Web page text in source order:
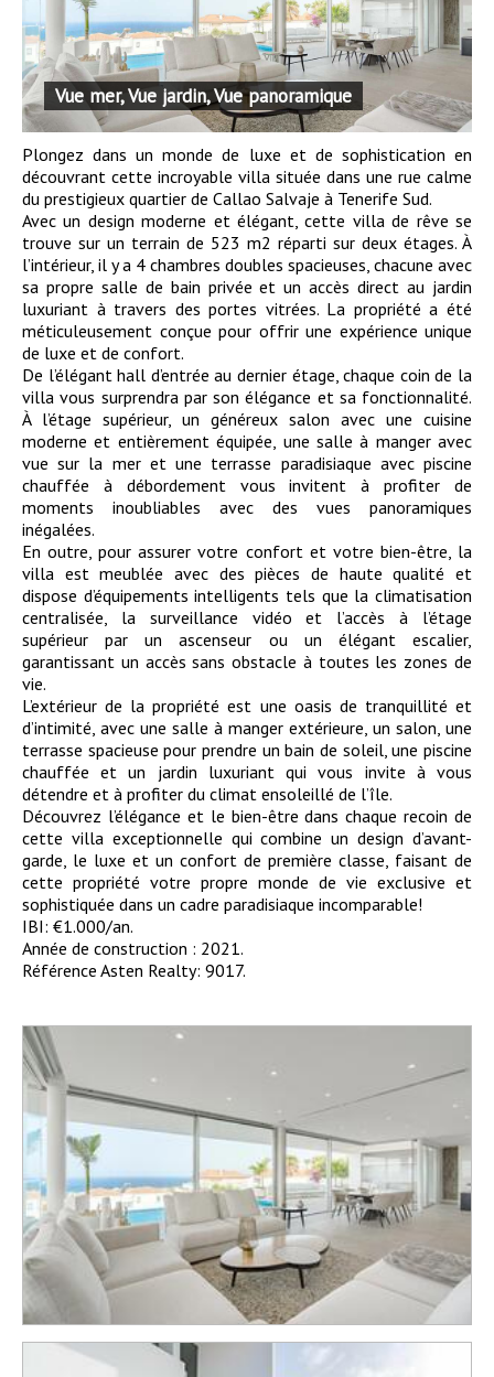
Vue mer, Vue jardin, Vue panoramique
Plongez dans un monde de luxe et de sophistication en
découvrant cette incroyable villa située dans une rue calme
du prestigieux quartier de Callao Salvaje à Tenerife Sud.
Avec un design moderne et élégant, cette villa de rêve se
trouve sur un terrain de 523 m2 réparti sur deux étages. À
l’intérieur, il y a 4 chambres doubles spacieuses, chacune avec
sa propre salle de bain privée et un accès direct au jardin
luxuriant à travers des portes vitrées. La propriété a été
méticuleusement conçue pour offrir une expérience unique
de luxe et de confort.
De l’élégant hall d’entrée au dernier étage, chaque coin de la
villa vous surprendra par son élégance et sa fonctionnalité.
À l’étage supérieur, un généreux salon avec une cuisine
moderne et entièrement équipée, une salle à manger avec
vue sur la mer et une terrasse paradisiaque avec piscine
chauffée à débordement vous invitent à profiter de
moments inoubliables avec des vues panoramiques
inégalées.
En outre, pour assurer votre confort et votre bien-être, la
villa est meublée avec des pièces de haute qualité et
dispose d’équipements intelligents tels que la climatisation
centralisée, la surveillance vidéo et l’accès à l’étage
supérieur par un ascenseur ou un élégant escalier,
garantissant un accès sans obstacle à toutes les zones de
vie.
L’extérieur de la propriété est une oasis de tranquillité et
d’intimité, avec une salle à manger extérieure, un salon, une
terrasse spacieuse pour prendre un bain de soleil, une piscine
chauffée et un jardin luxuriant qui vous invite à vous
détendre et à profiter du climat ensoleillé de l’île.
Découvrez l’élégance et le bien-être dans chaque recoin de
cette villa exceptionnelle qui combine un design d’avant-
garde, le luxe et un confort de première classe, faisant de
cette propriété votre propre monde de vie exclusive et
sophistiquée dans un cadre paradisiaque incomparable!
IBI: €1.000/an.
Année de construction : 2021.
Référence Asten Realty: 9017.